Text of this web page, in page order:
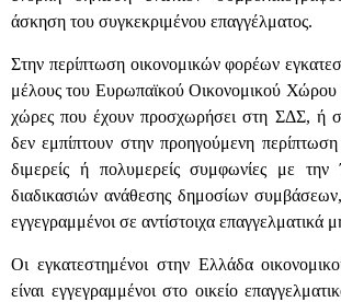
άσκηση του συγκεκριμένου επαγγέλματος.
Στην περίπτωση οικονομικών φορέων
μέλους του Ευρωπαϊκού Οικονομικού
χώρες που έχουν προσχωρήσει στη ΣΔΣ, ή
δεν εμπίπτουν στην προηγούμενη
διμερείς ή πολυμερείς συμφωνίες με
διαδικασιών ανάθεσης δημοσίων συμβάσεων,
εγγεγραμμένοι σε αντίστοιχα επαγγελματικά
Οι εγκατεστημένοι στην Ελλάδα
είναι εγγεγραμμένοι στο οικείο